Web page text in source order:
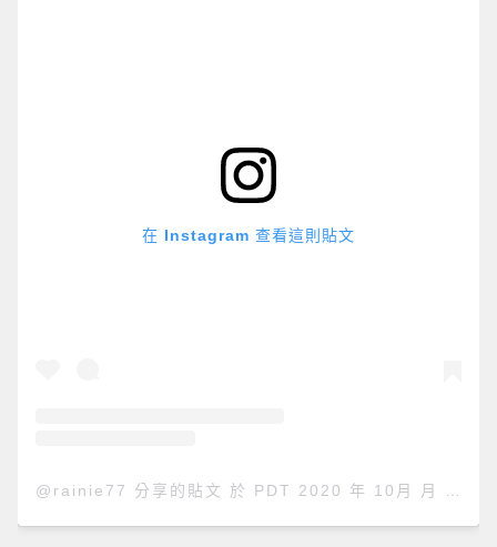
在 Instagram 查看這則貼文
@rainie77 分享的貼文 於 PDT 2020 年 10月 月 25 日 上午 4:06